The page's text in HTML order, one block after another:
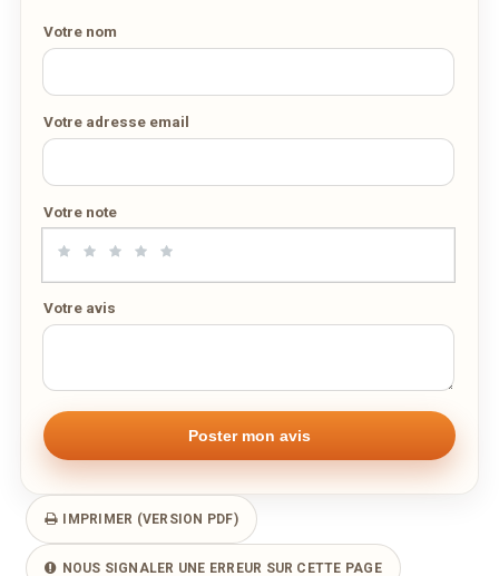
Carte à emporter PDF
Voici la carte proposée à la livraison ou à emporter par ce
20/04/2020 — 220,52 Ko
Votre nom
Votre adresse email
Votre note
Votre avis
IMPRIMER (VERSION PDF)
NOUS SIGNALER UNE ERREUR SUR CETTE PAGE